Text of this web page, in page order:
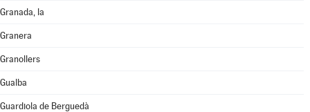
Granada, la
Granera
Granollers
Gualba
Guardiola de Berguedà